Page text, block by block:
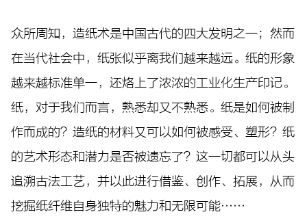
众所周知，造纸术是中国古代的四大发明之一；然而
在当代社会中，纸张似乎离我们越来越远。纸的形象
越来越标准单一，还烙上了浓浓的工业化生产印记。
纸，对于我们而言，熟悉却又不熟悉。纸是如何被制
作而成的？造纸的材料又可以如何被感受、塑形？纸
的艺术形态和潜力是否被遗忘了？这一切都可以从头
追溯古法工艺，并以此进行借鉴、创作、拓展，从而
挖掘纸纤维自身独特的魅力和无限可能……